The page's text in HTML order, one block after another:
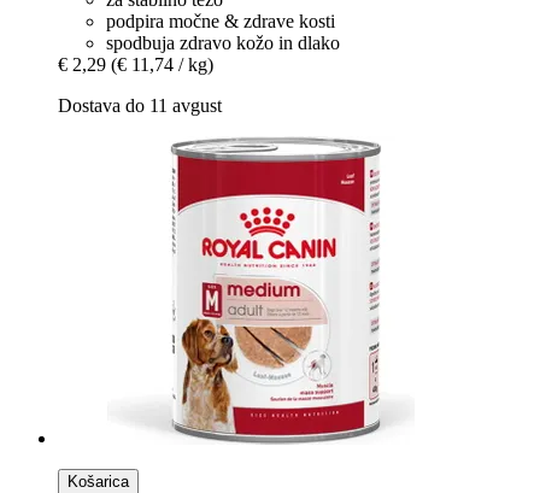
podpira močne & zdrave kosti
spodbuja zdravo kožo in dlako
€ 2,29 (€ 11,74 / kg)
Dostava do 11 avgust
Košarica